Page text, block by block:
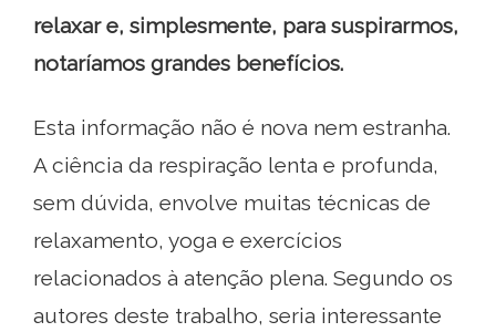
relaxar e, simplesmente, para suspirarmos,
notaríamos grandes benefícios.
Esta informação não é nova nem estranha.
A ciência da respiração lenta e profunda,
sem dúvida, envolve muitas técnicas de
relaxamento, yoga e exercícios
relacionados à atenção plena. Segundo os
autores deste trabalho, seria interessante